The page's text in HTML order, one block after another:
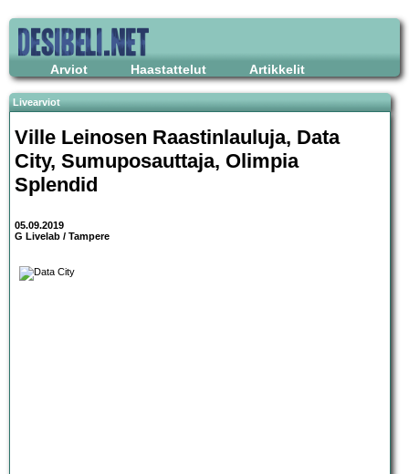
Arviot Haastattelut Artikkelit
Livearviot
Ville Leinosen Raastinlauluja, Data
City, Sumuposauttaja, Olimpia
Splendid
05.09.2019
G Livelab / Tampere